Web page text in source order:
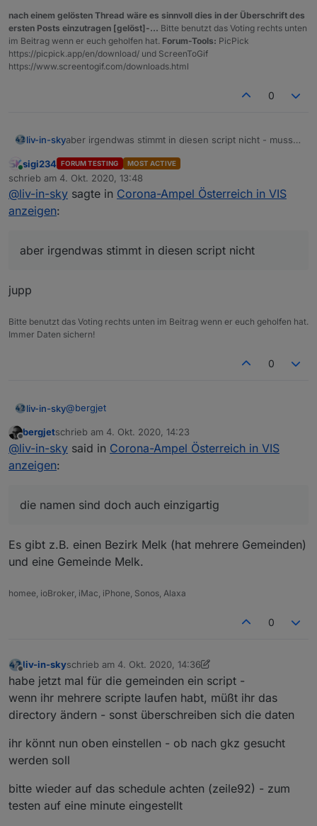
nach einem gelösten Thread wäre es sinnvoll dies in der Überschrift des
ersten Posts einzutragen [gelöst]-... Bitte benutzt das Voting rechts unten
im Beitrag wenn er euch geholfen hat. Forum-Tools: PicPick
https://picpick.app/en/download/ und ScreenToGif
https://www.screentogif.com/downloads.html
0
liv-in-skyaber irgendwas stimmt in diesen script nicht - muss
der "gemeinde" url nicht richtig angezeigt
Online
sigi234 FORUM TESTING MOST ACTIVE
schrieb am 4. Okt. 2020, 13:48
zuletzt editiert von
@liv-in-sky sagte in Corona-Ampel Österreich in VIS
anzeigen:
aber irgendwas stimmt in diesen script nicht
jupp
Bitte benutzt das Voting rechts unten im Beitrag wenn er euch geholfen hat.
Immer Daten sichern!
0
liv-in-sky@bergjet
es gibt in beiden quellen (hatte ich nicht gesehen,
dass unterschiedlicht) die selben inhalte - es wird
        "Warnstufe": "2"
oder kann das doppelt sein?
Offline
bergjetschrieb am 4. Okt. 2020, 14:23
zuletzt editiert von
@liv-in-sky said in Corona-Ampel Österreich in VIS
anzeigen:
die namen sind doch auch einzigartig
Es gibt z.B. einen Bezirk Melk (hat mehrere Gemeinden)
und eine Gemeinde Melk.
homee, ioBroker, iMac, iPhone, Sonos, Alaxa
0
Offline
liv-in-skyschrieb am 4. Okt. 2020, 14:36
zuletzt editiert von liv-in-sky10. Apr. 2020, 16:59
habe jetzt mal für die gemeinden ein script -
wenn ihr mehrere scripte laufen habt, müßt ihr das
directory ändern - sonst überschreiben sich die daten
ihr könnt nun oben einstellen - ob nach gkz gesucht
werden soll
bitte wieder auf das schedule achten (zeile92) - zum
testen auf eine minute eingestellt